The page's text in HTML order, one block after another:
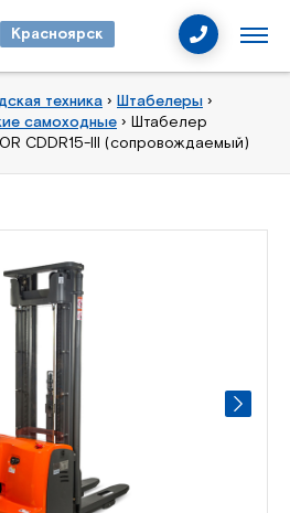
Красноярск
техника › Штабелеры ›
самоходные › Штабелер
CDDR15-III (сопровождаемый)